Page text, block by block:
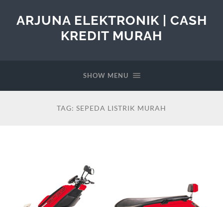
ARJUNA ELEKTRONIK | CASH
KREDIT MURAH
SHOW MENU
TAG: SEPEDA LISTRIK MURAH